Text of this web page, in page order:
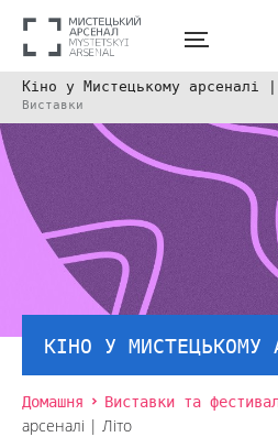
Кіно у Мистецькому арсеналі
Виставки
КІНО У
Домашня Виставки та
арсеналі | Літо